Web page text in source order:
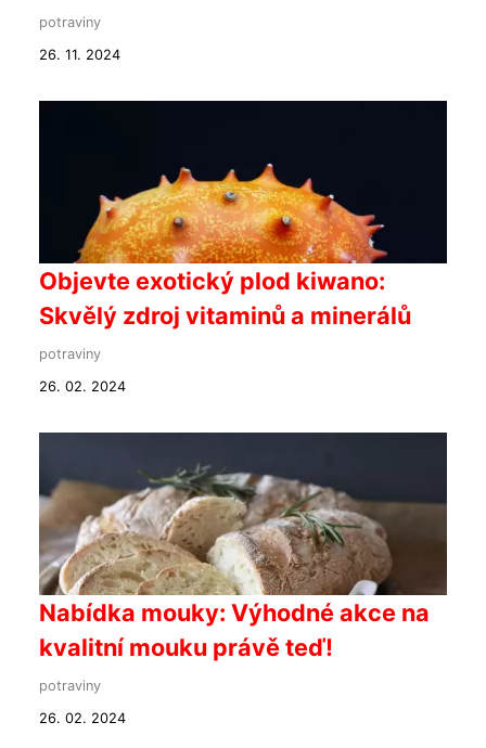
potraviny
26. 11. 2024
Objevte exotický plod kiwano:
Skvělý zdroj vitaminů a minerálů
potraviny
26. 02. 2024
Nabídka mouky: Výhodné akce na
kvalitní mouku právě teď!
potraviny
26. 02. 2024